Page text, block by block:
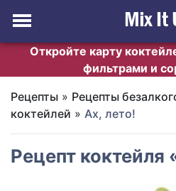
Откройте карту
фильтрами и
Рецепты » Рецепты
коктейлей » Ах, лето!
Рецепт коктейля